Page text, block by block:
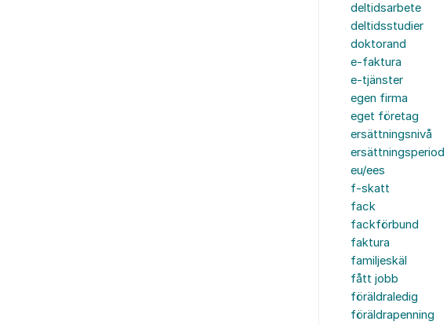
deltidsarbete
deltidsstudier
doktorand
e-faktura
e-tjänster
egen firma
eget företag
ersättningsnivå
ersättningsperiod
eu/ees
f-skatt
fack
fackförbund
faktura
familjeskäl
fått jobb
föräldraledig
föräldrapenning